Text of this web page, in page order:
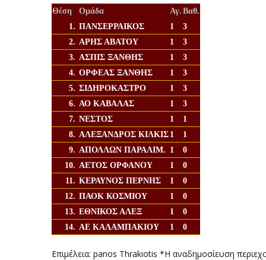
Θέση Ομάδα Αγ. Βαθ.
1. ΠΑΝΣΕΡΡΑΙΚΟΣ 1
3
2. ΑΡΗΣ ΑΒΑΤΟΥ 1
3
3. ΑΣΠΙΣ ΞΑΝΘΗΣ 1
3
4. ΟΡΦΕΑΣ ΞΑΝΘΗΣ 1
3
5. ΣΙΔΗΡΟΚΑΣΤΡΟ 1
3
6. ΑΟ ΚΑΒΑΛΑΣ 1
3
7. ΝΕΣΤΟΣ 1
1
8. ΑΛΕΞΑΝΔΡΟΣ ΚΙΛΚΙΣ 1
1
9. ΑΠΟΛΛΩΝ ΠΑΡΑΛΙΜ. 1
0
10. ΑΕΤΟΣ ΟΡΦΑΝΟΥ 1
0
11. ΚΕΡΑΥΝΟΣ ΠΕΡΝΗΣ 1
0
12. ΠΑΟΚ ΚΟΣΜΙΟΥ 1
0
13. ΕΘΝΙΚΟΣ ΑΛΕΞ 1
0
14. ΑΕ ΚΑΛΑΜΠΑΚΙΟΥ 1 0
Επιμέλεια: panos Thrakiotis *Η αναδημοσίευση